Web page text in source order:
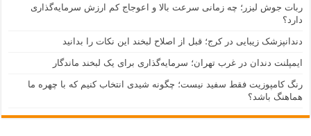
ربات جوش لیزر؛ چه زمانی سرعت بالا و اعوجاج کم ارزش سرمایه‌گذاری
دارد؟
دندانپزشک زیبایی در کرج؛ قبل از اصلاح لبخند این نکات را بدانید
ایمپلنت دندان در غرب تهران؛ سرمایه‌گذاری برای یک لبخند ماندگار
رنگ کامپوزیت فقط سفید نیست؛ چگونه شیدی انتخاب کنیم که با چهره ما
هماهنگ باشد؟